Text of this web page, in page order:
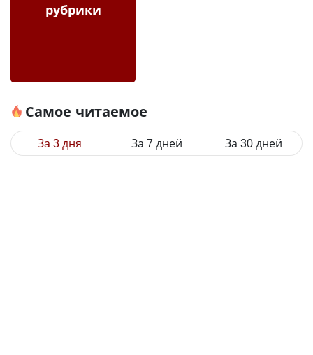
рубрики
Самое читаемое
За 3 дня За 7 дней За 30 дней